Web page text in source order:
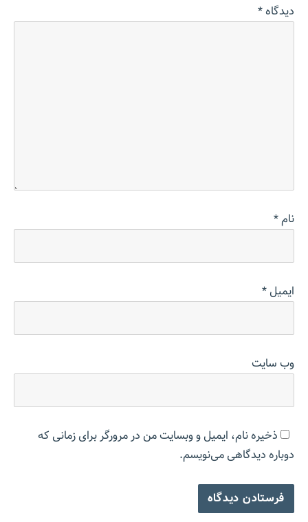
دیدگاه*
نام*
ایمیل*
وب‌ سایت
ذخیره نام، ایمیل و وبسایت من در مرورگر برای زمانی که
دوباره دیدگاهی می‌نویسم.